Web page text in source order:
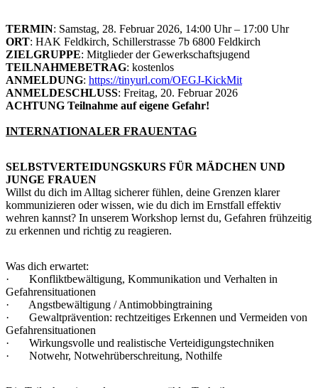
TERMIN: Samstag, 28. Februar 2026, 14:00 Uhr – 17:00 Uhr
ORT: HAK Feldkirch, Schillerstrasse 7b 6800 Feldkirch
ZIELGRUPPE: Mitglieder der Gewerkschaftsjugend
TEILNAHMEBETRAG: kostenlos
ANMELDUNG: https://tinyurl.com/OEGJ-KickMit
ANMELDESCHLUSS: Freitag, 20. Februar 2026
ACHTUNG Teilnahme auf eigene Gefahr!
INTERNATIONALER FRAUENTAG
SELBSTVERTEIDUNGSKURS FÜR MÄDCHEN UND
JUNGE FRAUEN
Willst du dich im Alltag sicherer fühlen, deine Grenzen klarer
kommunizieren oder wissen, wie du dich im Ernstfall effektiv
wehren kannst? In unserem Workshop lernst du, Gefahren frühzeitig
zu erkennen und richtig zu reagieren.
Was dich erwartet:
· Konfliktbewältigung, Kommunikation und Verhalten in
Gefahrensituationen
· Angstbewältigung / Antimobbingtraining
· Gewaltprävention: rechtzeitiges Erkennen und Vermeiden von
Gefahrensituationen
· Wirkungsvolle und realistische Verteidigungstechniken
· Notwehr, Notwehrüberschreitung, Nothilfe